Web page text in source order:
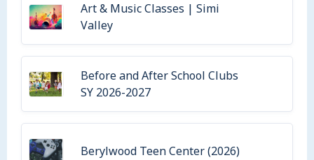
Art & Music Classes | Simi
Valley
Before and After School Clubs
SY 2026-2027
Berylwood Teen Center (2026)